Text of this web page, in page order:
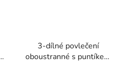
3-dílné povlečení
oboustranné s puntíkem